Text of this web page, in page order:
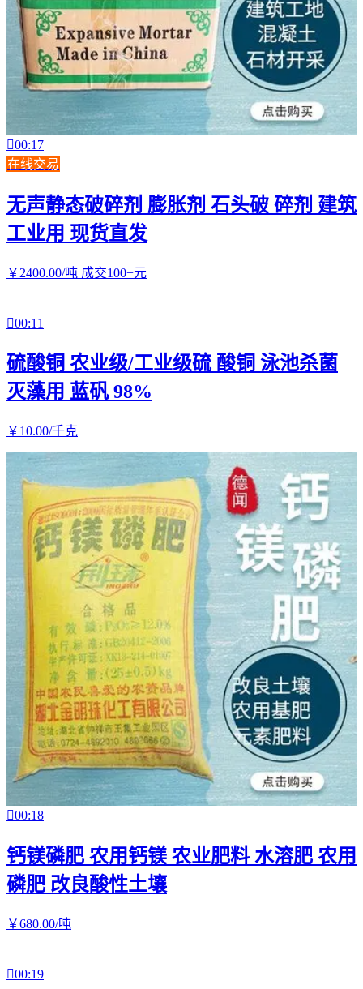
00:17
在线交易
无声静态破碎剂 膨胀剂 石头破 碎剂 建筑
工业用 现货直发
￥ 2400.00/吨 成交100+元
00:11
硫酸铜 农业级/工业级硫 酸铜 泳池杀菌
灭藻用 蓝矾 98%
￥ 10.00/千克
00:18
钙镁磷肥 农用钙镁 农业肥料 水溶肥 农用
磷肥 改良酸性土壤
￥680.00/吨
00:19